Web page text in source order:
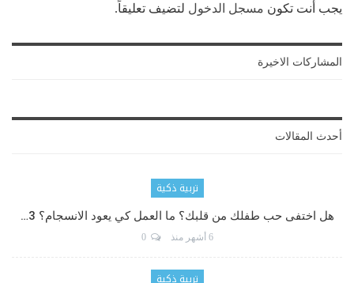
يجب أنت تكون مسجل الدخول لتضيف تعليقاً.
المشاركات الاخيرة
أحدث المقالات
تربية ذكية
هل اختفى حب طفلك من قلبك؟ ما العمل كي يعود الانسجام؟ 3…
6 أشهر منذ 0
تربية ذكية